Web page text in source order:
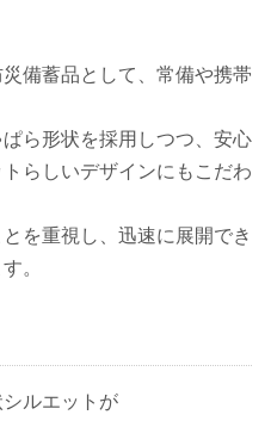
備蓄品として、常備や携帯
ら形状を採用しつつ、安心
らしいデザインにもこだわ
を重視し、迅速に展開でき
。
ルエットが